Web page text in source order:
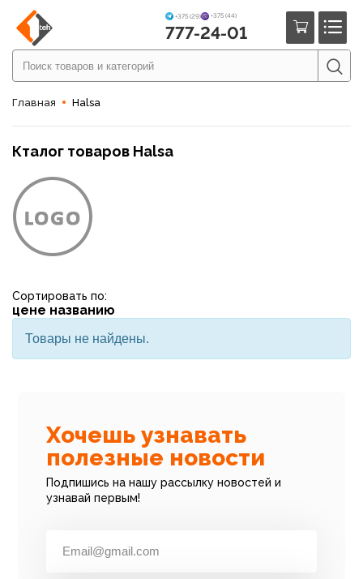
+375 (29) +375 (44)
777-24-01
Главная Halsa
Кталог товаров Halsa
Сортировать по:
цене названию
Товары не найдены.
Хочешь узнавать
полезные новости
Подпишись на нашу рассылку новостей и
узнавай первым!